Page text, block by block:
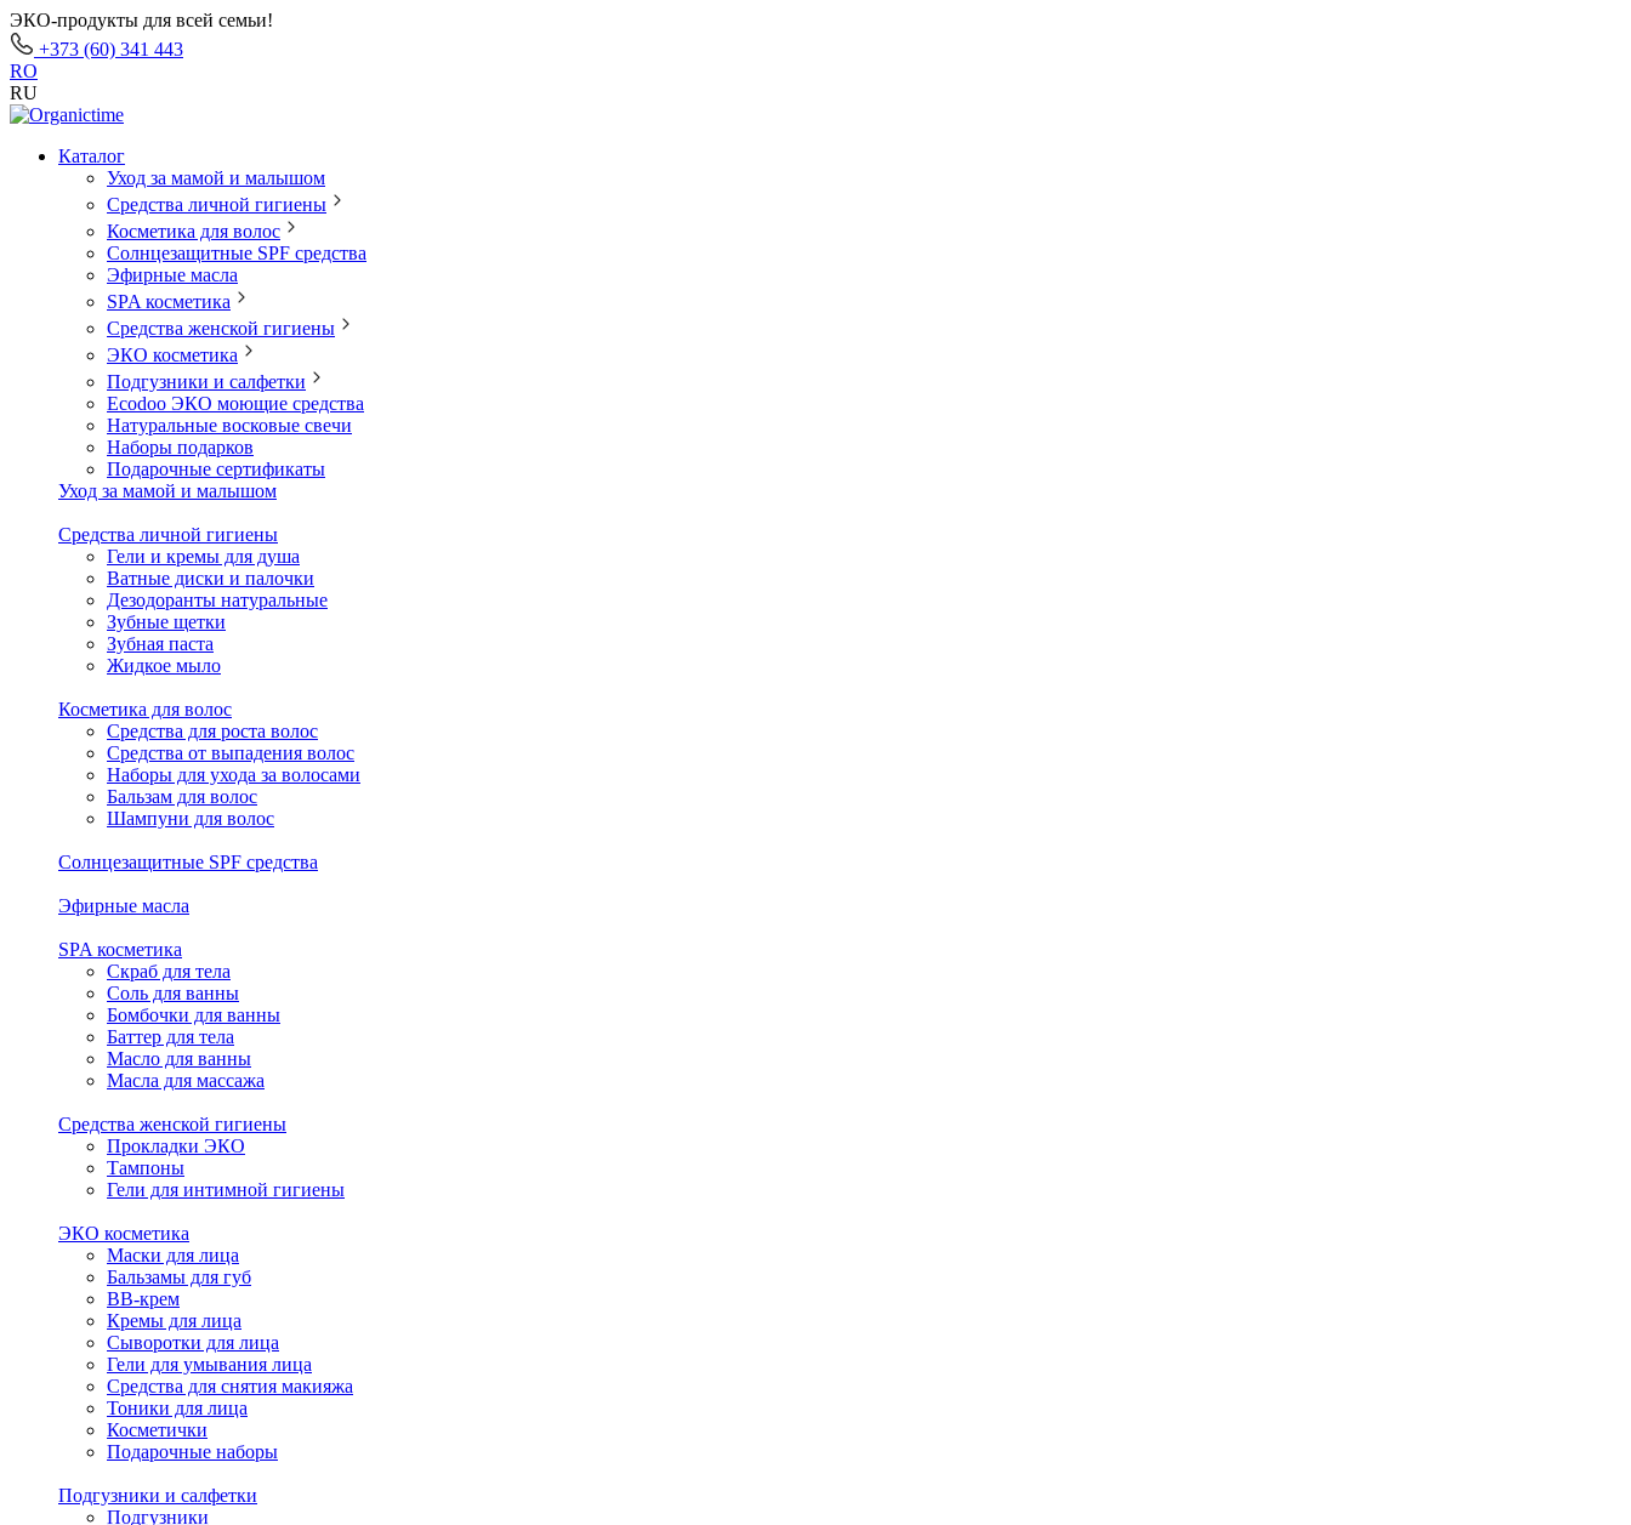
ЭКО-продукты для всей семьи!
+373 (60) 341 443
RO
RU
Каталог
Уход за мамой и малышом
Средства личной гигиены
Косметика для волос
Солнцезащитные SPF средства
Эфирные масла
SPA косметика
Средства женской гигиены
ЭКО косметика
Подгузники и салфетки
Ecodoo ЭКО моющие средства
Натуральные восковые свечи
Наборы подарков
Подарочные сертификаты
Уход за мамой и малышом
Средства личной гигиены
Гели и кремы для душа
Ватные диски и палочки
Дезодоранты натуральные
Зубные щетки
Зубная паста
Жидкое мыло
Косметика для волос
Средства для роста волос
Средства от выпадения волос
Наборы для ухода за волосами
Бальзам для волос
Шампуни для волос
Солнцезащитные SPF средства
Эфирные масла
SPA косметика
Скраб для тела
Соль для ванны
Бомбочки для ванны
Баттер для тела
Масло для ванны
Масла для массажа
Средства женской гигиены
Прокладки ЭКО
Тампоны
Гели для интимной гигиены
ЭКО косметика
Маски для лица
Бальзамы для губ
BB-крем
Кремы для лица
Сыворотки для лица
Гели для умывания лица
Средства для снятия макияжа
Тоники для лица
Косметички
Подарочные наборы
Подгузники и салфетки
Подгузники